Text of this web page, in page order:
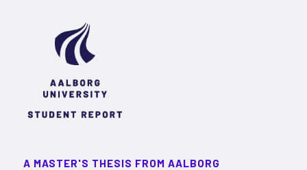
A MASTER'S THESIS FROM AALBORG